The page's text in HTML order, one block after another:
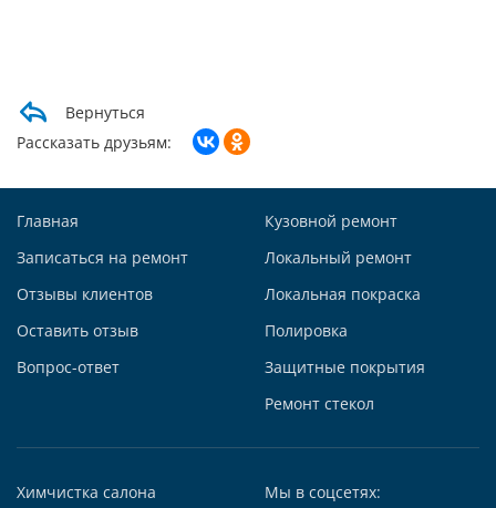
121059, г. Москва, ул. Киевская, д. 14, стр. 3
+7 (495) 927-56-51
Telegram
Вернуться
Рассказать друзьям:
Главная
Записаться на ремонт
Отзывы клиентов
Оставить отзыв
Вопрос-ответ
Кузовной ремонт
Локальный ремонт
Локальная покраска
Полировка
Защитные покрытия
Ремонт стекол
Химчистка салона
Мы в соцсетях: